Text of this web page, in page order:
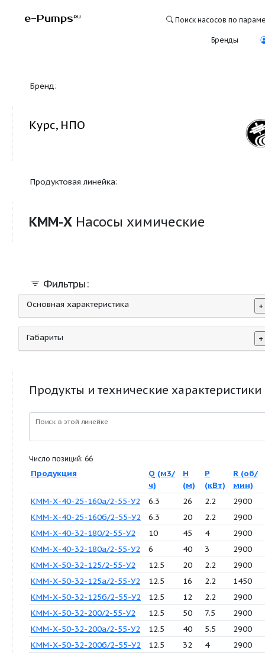
e-Pumps Поиск
Фильтры:
Габариты
Продукты и технические
Поиск в этой линейке
Число позиций: 66
Продукция
Q (м3/
ч)
H
(м)
P
(кВт)
КММ-Х-40-25-160а/2-55-У2
6.3 26
2.2
КММ-Х-40-25-160б/2-55-У2
6.3 20 2.2
КММ-Х-40-32-180/2-55-У2 10 45 4
КММ-Х-40-32-180а/2-55-У2 3